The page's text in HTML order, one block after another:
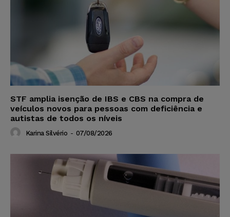
STF amplia isenção de IBS e CBS na compra de
veículos novos para pessoas com deficiência e
autistas de todos os níveis
Karina Silvério - 07/08/2026